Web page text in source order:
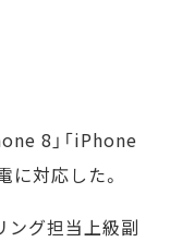
8」「iPhone
に対応した。
グ担当上級副